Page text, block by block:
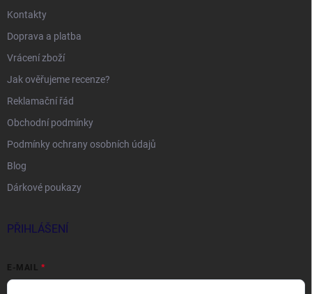
Kontakty
Doprava a platba
Vrácení zboží
Jak ověřujeme recenze?
Reklamační řád
Obchodní podmínky
Podmínky ochrany osobních údajů
Blog
Dárkové poukazy
PŘIHLÁŠENÍ
E-MAIL